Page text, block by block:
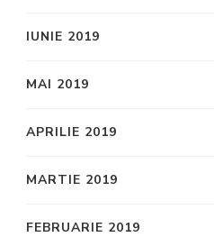
IUNIE 2019
MAI 2019
APRILIE 2019
MARTIE 2019
FEBRUARIE 2019